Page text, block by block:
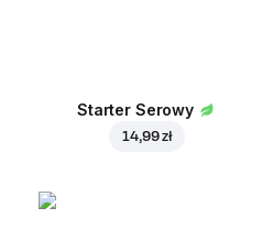
Starter Serowy
14,99 zł